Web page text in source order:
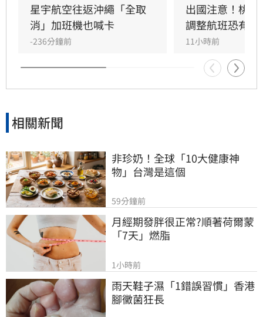
共9條航線、39航次停航，涵蓋馬祖、綠島、蘭
嶼及小琉球等熱門航線。建議旅客出發前務必至
航空公司官網或航港局查詢最新航班與船班動
星宇航空往返沖繩「全取
消」加班機也喊卡
-236分鐘前
出國注意！桃
調整航班恐有延
11小時前
相關新聞
非珍奶！全球「10大健康神
物」台灣是這個
59分鐘前
月經期發胖很正常?順著荷爾蒙
「7天」燃脂
1小時前
雨天鞋子濕「1錯誤習慣」香港
腳黴菌狂長